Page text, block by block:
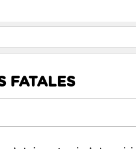
FATALES